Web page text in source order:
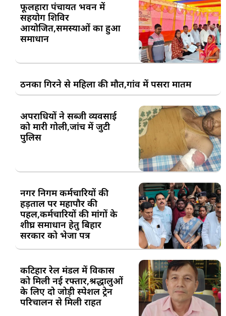
फूलहारा पंचायत भवन में
सहयोग शिविर
आयोजित,समस्याओं का हुआ
समाधान
ठनका गिरने से महिला की मौत,गांव में पसरा मातम
अपराधियों ने सब्जी व्यवसाई
को मारी गोली,जांच में जुटी
पुलिस
नगर निगम कर्मचारियों की
हड़ताल पर महापौर की
पहल,कर्मचारियों की मांगों के
शीघ्र समाधान हेतु बिहार
सरकार को भेजा पत्र
कटिहार रेल मंडल में विकास
को मिली नई रफ्तार,श्रद्धालुओं
के लिए दो जोड़ी स्पेशल ट्रेन
परिचालन से मिली राहत